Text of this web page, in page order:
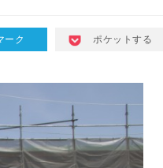
ーク ポケットする